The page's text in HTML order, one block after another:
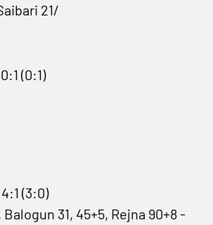
21/
(0:1)
(3:0)
31, 45+5, Rejna 90+8 -